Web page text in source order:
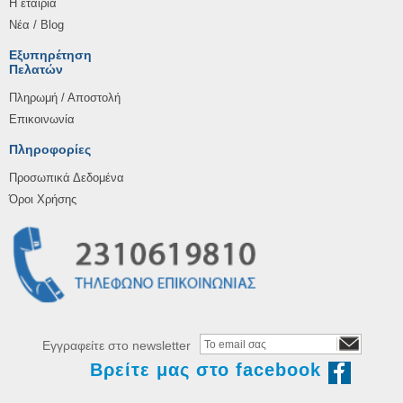
Η εταιρία
Νέα / Blog
Εξυπηρέτηση
Πελατών
Πληρωμή / Αποστολή
Επικοινωνία
Πληροφορίες
Προσωπικά Δεδομένα
Όροι Χρήσης
Εγγραφείτε στο newsletter
Βρείτε μας στο facebook